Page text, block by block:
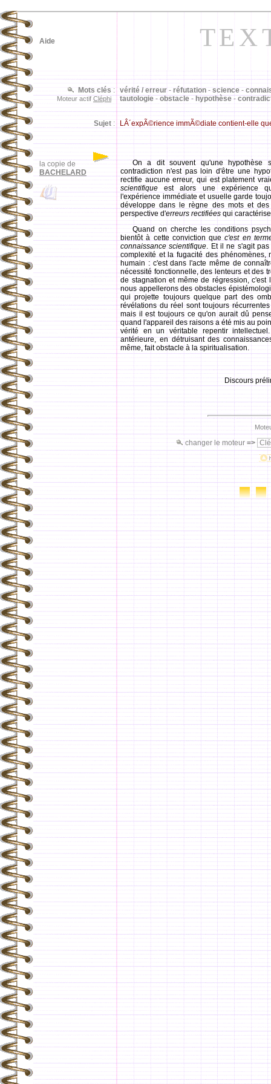
la copie de
BACHELARD
vérité / erreur - réfutation - science -
tautologie - obstacle - hypothèse -
Mots clés :
Moteur actif Cléphi
Sujet : LÂ´expÃ©rience immÃ©diate contient-elle
Aide
On a dit souvent qu'une hypothèse
contradiction n'est pas loin d'être une
rectifie aucune erreur, qui est platement
scientifique est alors une expérience
l'expérience immédiate et usuelle garde
développe dans le règne des mots et
perspective d'erreurs rectifiées qui
Quand on cherche les conditions
bientôt à cette conviction quec'est en
connaissance scientifique. Et il ne s'agit
complexité et la fugacité des
humain : c'est dans l'acte même de
nécessité fonctionnelle, des lenteurs et des
de stagnation et même de régression,
nous appellerons des obstacles
qui projette toujours quelque part des
révélations du réel sont toujours récurrentes
mais il est toujours ce qu'on aurait dû
quand l'appareil des raisons a été mis au
vérité en un véritable repentir
antérieure, en détruisant des
même, fait obstacle à la spiritualisation.
Discours
changer le moteur =>